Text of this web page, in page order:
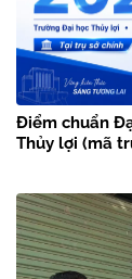
Điểm chuẩn
Thủy lợi (mã